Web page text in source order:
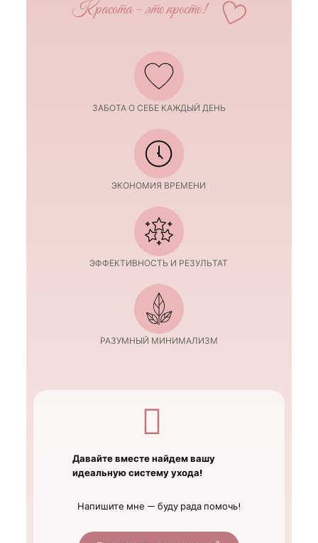
Красота - это просто!
Давайте вместе найдем вашу
идеальную систему ухода!
Напишите мне — буду рада помочь!
РАЗУМНЫЙ МИНИМАЛИЗМ
ЭФФЕКТИВНОСТЬ И РЕЗУЛЬТАТ
ЭКОНОМИЯ ВРЕМЕНИ
ЗАБОТА О СЕБЕ КАЖДЫЙ ДЕНЬ